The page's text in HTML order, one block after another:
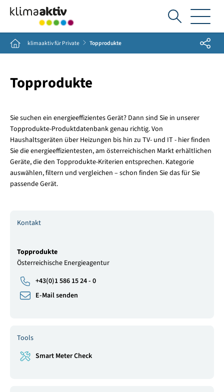
Ich
suche...
Home klimaaktiv für Private Topprodukte Share
Topprodukte
Sie suchen ein energieeffizientes Gerät? Dann sind Sie in unserer
Topprodukte-Produktdatenbank genau richtig. Von
Haushaltsgeräten über Heizungen bis hin zu TV- und IT - hier finden
Sie die energieeffizientesten, am österreichischen Markt erhältlichen
Geräte, die den Topprodukte-Kriterien entsprechen. Kategorie
auswählen, filtern und vergleichen – schon finden Sie das für Sie
passende Gerät.
Kontakt
Topprodukte
Österreichische Energieagentur
+43(0)1 586 15 24 - 0
E-Mail senden
Tools
Smart Meter Check